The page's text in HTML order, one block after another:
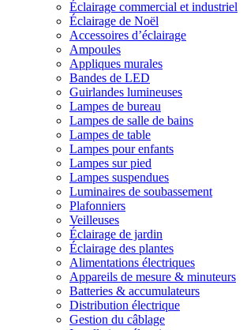
Éclairage commercial et industriel
Éclairage de Noël
Accessoires d’éclairage
Ampoules
Appliques murales
Bandes de LED
Guirlandes lumineuses
Lampes de bureau
Lampes de salle de bains
Lampes de table
Lampes pour enfants
Lampes sur pied
Lampes suspendues
Luminaires de soubassement
Plafonniers
Veilleuses
Éclairage de jardin
Éclairage des plantes
Alimentations électriques
Appareils de mesure & minuteurs
Batteries & accumulateurs
Distribution électrique
Gestion du câblage